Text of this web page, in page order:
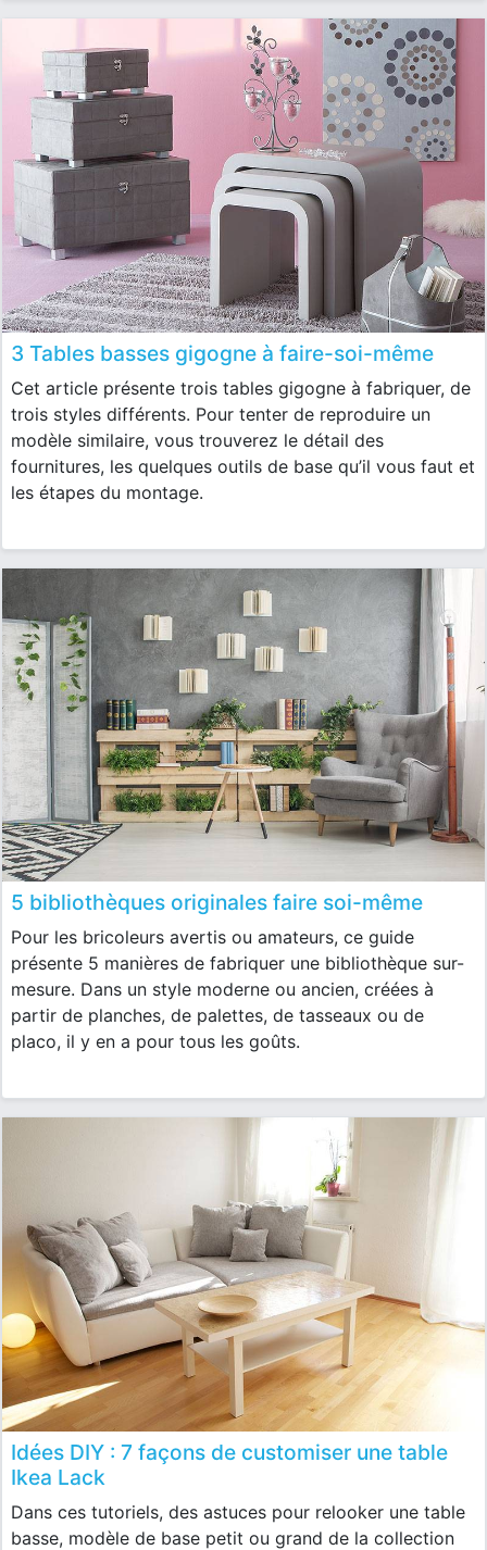
3 Tables basses gigogne à faire-soi-même
Cet article présente trois tables gigogne à fabriquer, de
trois styles différents. Pour tenter de reproduire un
modèle similaire, vous trouverez le détail des
fournitures, les quelques outils de base qu’il vous faut et
les étapes du montage.
5 bibliothèques originales faire soi-même
Pour les bricoleurs avertis ou amateurs, ce guide
présente 5 manières de fabriquer une bibliothèque sur-
mesure. Dans un style moderne ou ancien, créées à
partir de planches, de palettes, de tasseaux ou de
placo, il y en a pour tous les goûts.
Idées DIY : 7 façons de customiser une table
Ikea Lack
Dans ces tutoriels, des astuces pour relooker une table
basse, modèle de base petit ou grand de la collection